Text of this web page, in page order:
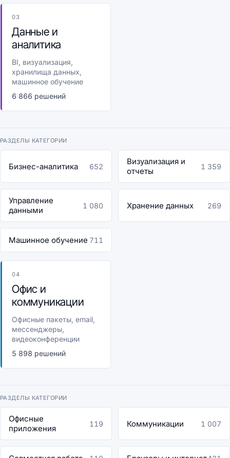
03
Данные и
аналитика
BI, визуализация,
хранилища данных,
машинное обучение
6 866 решений
РАЗДЕЛЫ КАТЕГОРИИ
Бизнес-аналитика 652
Визуализация и
отчеты
1 359
Управление
данными
1 080 Хранение данных 269
Машинное обучение 711
04
Офис и
коммуникации
Офисные пакеты, email,
мессенджеры,
видеоконференции
5 898 решений
РАЗДЕЛЫ КАТЕГОРИИ
Офисные
приложения
119 Коммуникации 1 007